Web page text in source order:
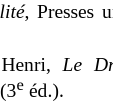
, Presses
Henri,Le
e éd.).